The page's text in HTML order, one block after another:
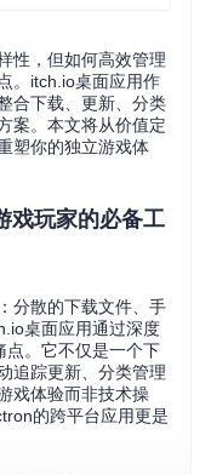
性，但如何高效管理
。itch.io桌面应用作
合下载、更新、分类
案。本文将从价值定
塑你的独立游戏体
戏玩家的必备工
分散的下载文件、手
桌面应用通过深度
点。它不仅是一个下
追踪更新、分类管理
戏体验而非技术操
的跨平台应用更是